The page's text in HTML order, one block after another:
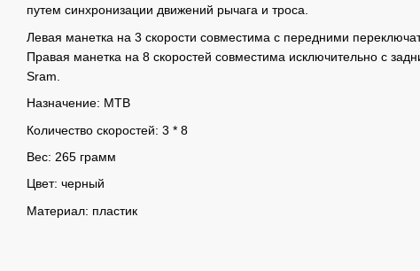
путем синхронизации движений рычага и троса.
Левая манетка на 3 скорости совместима с передними
Правая манетка на 8 скоростей совместима исключительно с
Sram.
Назначение: МТВ
Количество скоростей: 3 * 8
Вес: 265 грамм
Цвет: черный
Материал: пластик